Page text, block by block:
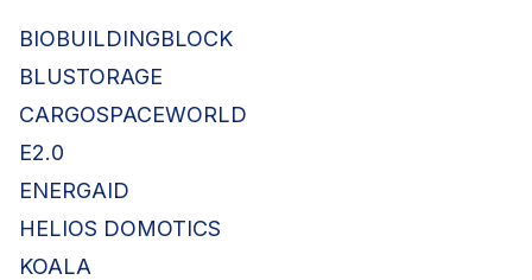
BIOBUILDINGBLOCK
BLUSTORAGE
CARGOSPACEWORLD
E2.0
ENERGAID
HELIOS DOMOTICS
KOALA